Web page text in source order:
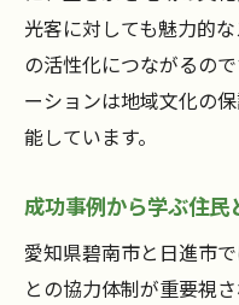
光客に対しても魅力的
の活性化につながるの
ーションは地域文化の
能しています。
成功事例から学ぶ住民
愛知県碧南市と日進市
との協力体制が重要視